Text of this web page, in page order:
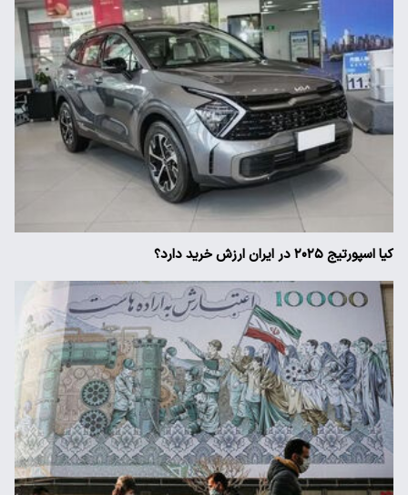
کیا اسپورتیج ۲۰۲۵ در ایران ارزش خرید دارد؟